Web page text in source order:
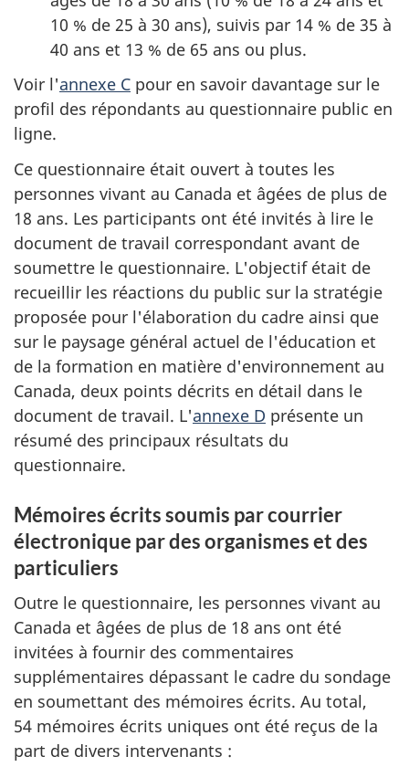
10 % de 25 à 30 ans), suivis par 14 % de 35 à
40 ans et 13 % de 65 ans ou plus.
Voir l'annexe C pour en savoir davantage sur le
profil des répondants au questionnaire public en
ligne.
Ce questionnaire était ouvert à toutes les
personnes vivant au Canada et âgées de plus de
18 ans. Les participants ont été invités à lire le
document de travail correspondant avant de
soumettre le questionnaire. L'objectif était de
recueillir les réactions du public sur la stratégie
proposée pour l'élaboration du cadre ainsi que
sur le paysage général actuel de l'éducation et
de la formation en matière d'environnement au
Canada, deux points décrits en détail dans le
document de travail. L'annexe D présente un
résumé des principaux résultats du
questionnaire.
Mémoires écrits soumis par courrier
électronique par des organismes et des
particuliers
Outre le questionnaire, les personnes vivant au
Canada et âgées de plus de 18 ans ont été
invitées à fournir des commentaires
supplémentaires dépassant le cadre du sondage
en soumettant des mémoires écrits. Au total,
54 mémoires écrits uniques ont été reçus de la
part de divers intervenants :